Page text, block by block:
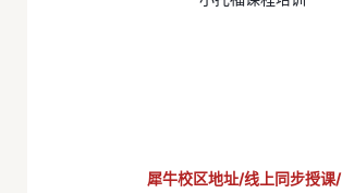
犀牛校区地址/线上同步授课/